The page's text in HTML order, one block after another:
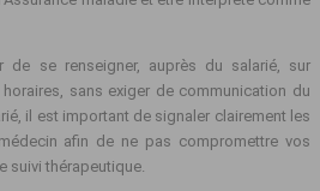
de se renseigner, auprès du salarié, sur
sans exiger de communication du
il est important de signaler clairement les
afin de ne pas compromettre vos
suivi thérapeutique.